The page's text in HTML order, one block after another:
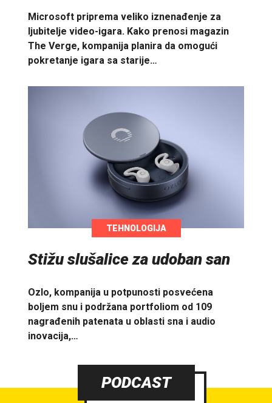
Microsoft priprema veliko iznenađenje za
ljubitelje video-igara. Kako prenosi magazin
The Verge, kompanija planira da omogući
pokretanje igara sa starije…
TEHNOLOGIJA
Stižu slušalice za udoban san
Ozlo, kompanija u potpunosti posvećena
boljem snu i podržana portfoliom od 109
nagrađenih patenata u oblasti sna i audio
inovacija,…
PODCAST